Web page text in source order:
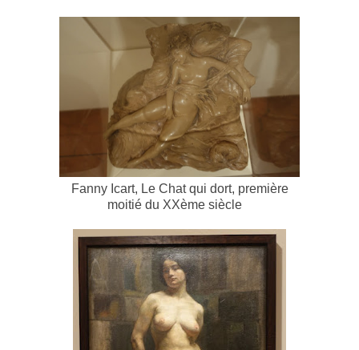
Fanny Icart, Le Chat qui dort, première
moitié du XXème siècle